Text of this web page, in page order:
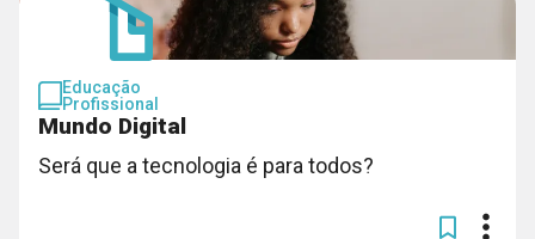
Educação
Profissional
Mundo Digital
Será que a tecnologia é para todos?